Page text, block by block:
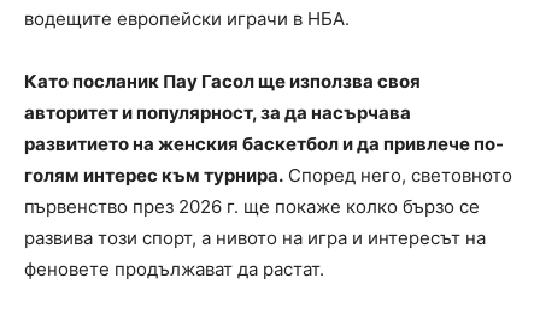
водещите европейски играчи в НБА.
Като посланик Пау Гасол ще използва своя
авторитет и популярност, за да насърчава
развитието на женския баскетбол и да привлече по-
голям интерес към турнира. Според него, световното
първенство през 2026 г. ще покаже колко бързо се
развива този спорт, а нивото на игра и интересът на
феновете продължават да растат.